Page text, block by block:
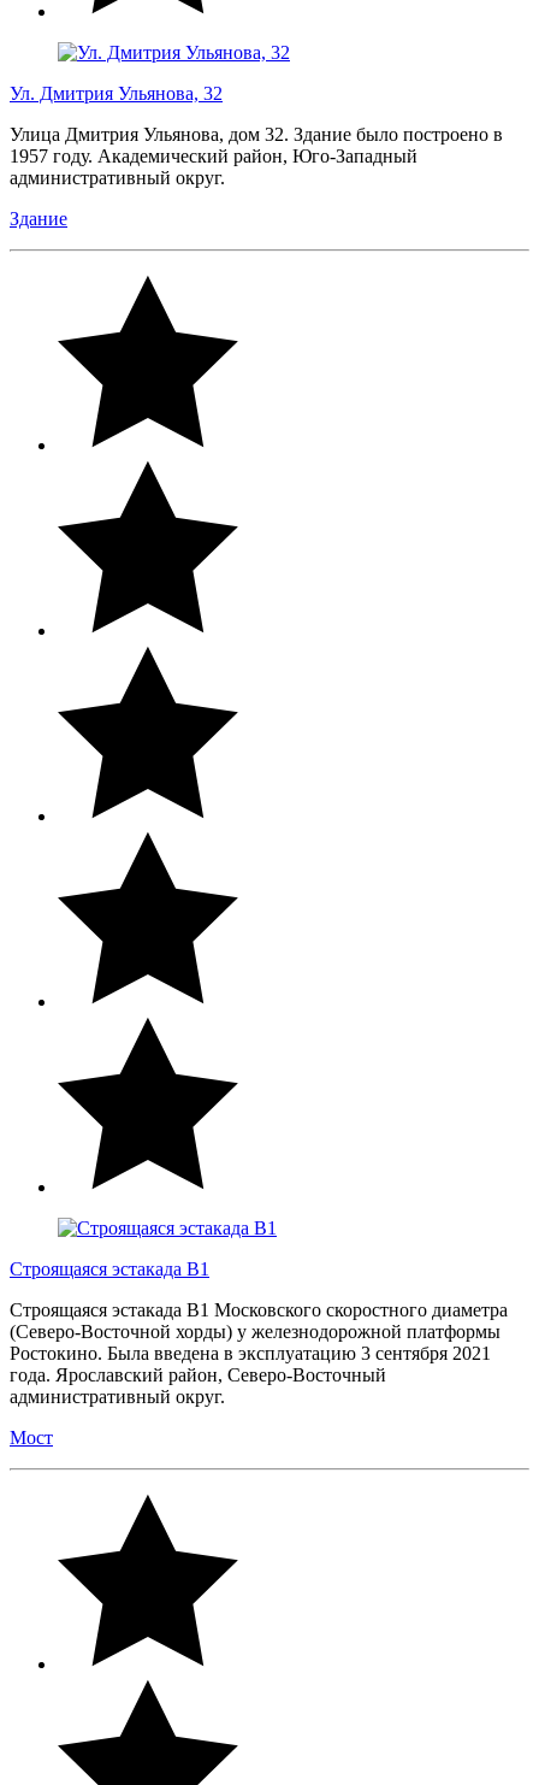
Ул. Дмитрия Ульянова, 32
Улица Дмитрия Ульянова, дом 32. Здание было построено в
1957 году. Академический район, Юго-Западный
административный округ.
Здание
Строящаяся эстакада B1
Строящаяся эстакада В1 Московского скоростного диаметра
(Северо-Восточной хорды) у железнодорожной платформы
Ростокино. Была введена в эксплуатацию 3 сентября 2021
года. Ярославский район, Северо-Восточный
административный округ.
Мост